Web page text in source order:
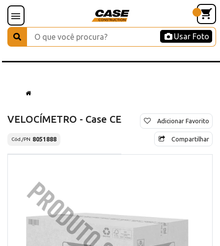
Usar Foto
VELOCÍMETRO - Case CE
Cód./PN 8051888
Adicionar Favorito
Compartilhar